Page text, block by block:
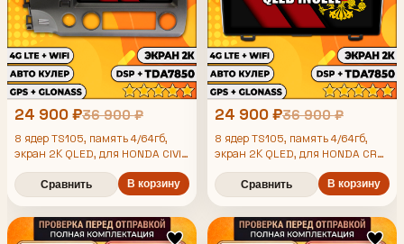
24 900 ₽36 900 ₽
8 ядер TS105, память 4/64гб,
экран 2К QLED, для HONDA CIVIC
2011 2012) Хонда Цивик, Android
магнитола
Сравнить В корзину
24 900 ₽36 900 ₽
8 ядер TS105, память 4/64гб,
экран 2К QLED, для HONDA CRV
магнитола
Сравнить В корзину